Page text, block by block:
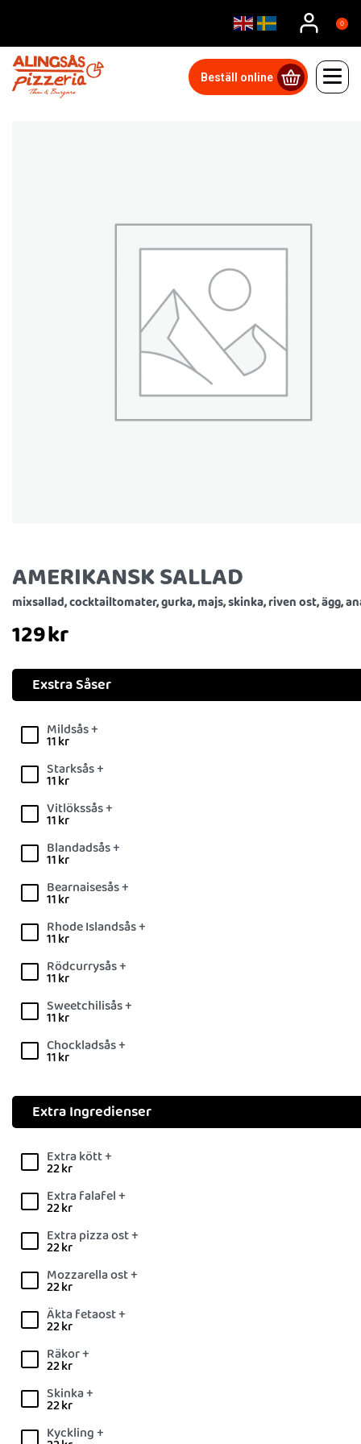
0
Beställ online
AMERIKANSK SALLAD
mixsallad, cocktailtomater, gurka, majs, skinka, riven ost, ägg,
129kr
Exstra Såser
Mildsås +
11kr
Starksås +
11kr
Vitlökssås +
11kr
Blandadsås +
11kr
Bearnaisesås +
11kr
Rhode Islandsås +
11kr
Rödcurrysås +
11kr
Sweetchilisås +
11kr
Chockladsås +
11kr
Extra Ingredienser
Extra kött +
22kr
Extra falafel +
22kr
Extra pizza ost +
22kr
Mozzarella ost +
22kr
Äkta fetaost +
22kr
Räkor +
22kr
Skinka +
22kr
Kyckling +